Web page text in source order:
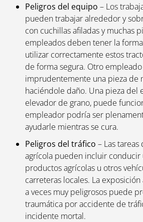
Peligros del equipo – Los
pueden trabajar alrededor y
con cuchillas afiladas y muchas
empleados deben tener la
utilizar correctamente estos
de forma segura. Otro
imprudentemente una pieza de
haciéndole daño. Una pieza del
elevador de grano, puede
empleador podría ser
ayudarle mientras se cura.
Peligros del tráfico – Las
agrícola pueden incluir conducir
productos agrícolas u otros
carreteras locales. La
a veces muy peligrosos puede
traumática por accidente de
incidente mortal.